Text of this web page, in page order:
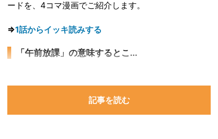
ードを、4コマ漫画でご紹介します。
⇒1話からイッキ読みする
「午前放課」の意味するとこ...
記事を読む